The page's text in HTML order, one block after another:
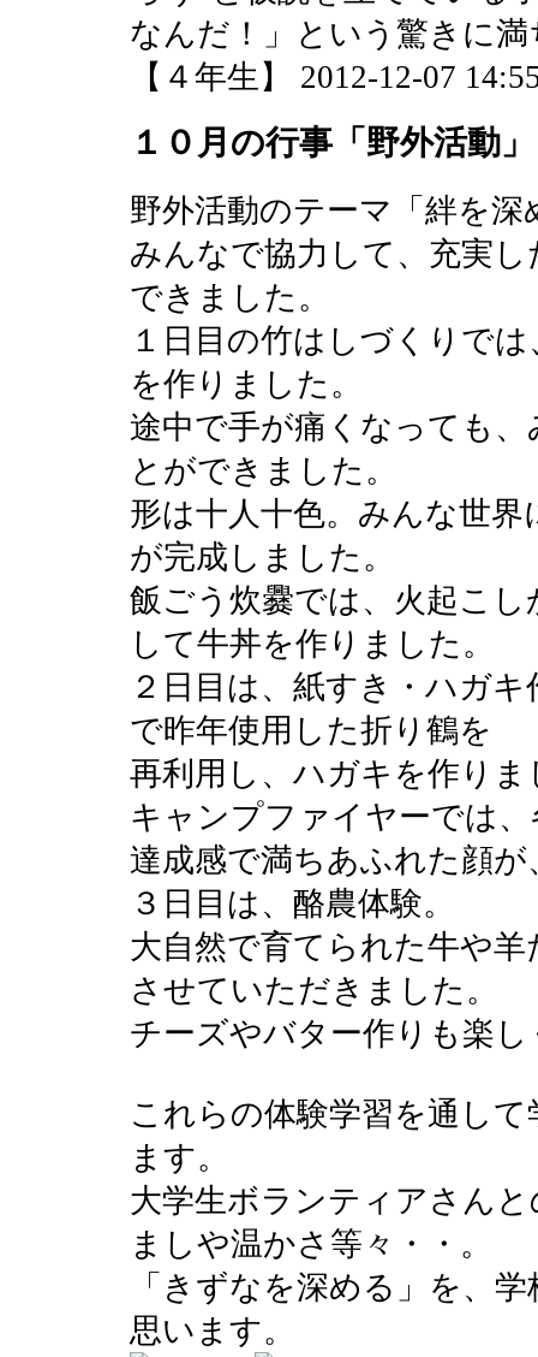
なんだ！」という驚きに
【４年生】 2012-12-07
１０月の行事「野外活動」
野外活動のテーマ「絆を
みんなで協力して、充実
できました。
１日目の竹はしづくりで
を作りました。
途中で手が痛くなっても
とができました。
形は十人十色。みんな世
が完成しました。
飯ごう炊爨では、火起こ
して牛丼を作りました。
２日目は、紙すき・ハガ
で昨年使用した折り鶴を
再利用し、ハガキを作りま
キャンプファイヤーでは
達成感で満ちあふれた顔
３日目は、酪農体験。
大自然で育てられた牛や
させていただきました。
チーズやバター作りも楽
これらの体験学習を通し
ます。
大学生ボランティアさん
ましや温かさ等々・・。
「きずなを深める」を、
思います。